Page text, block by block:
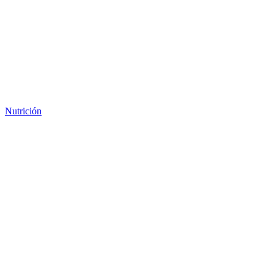
Nutrición